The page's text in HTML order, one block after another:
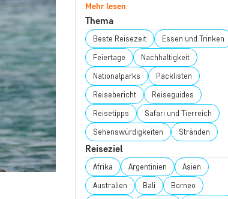
Mehr lesen
Thema
Beste Reisezeit Essen und Trinken
Feiertage Nachhaltigkeit
Nationalparks Packlisten
Reisebericht Reiseguides
Reisetipps Safari und Tierreich
Sehenswürdigkeiten Stränden
Reiseziel
Afrika Argentinien Asien
Australien Bali Borneo